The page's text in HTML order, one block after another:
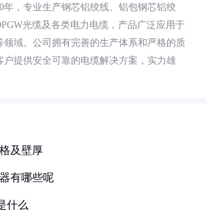
年，专业生产钢芯铝绞线、铝包钢芯铝绞
光缆及各类电力电缆，产品广泛应用于
领域。公司拥有完善的生产体系和严格的质
户提供安全可靠的电缆解决方案，实力雄
及壁厚
有哪些呢
什么